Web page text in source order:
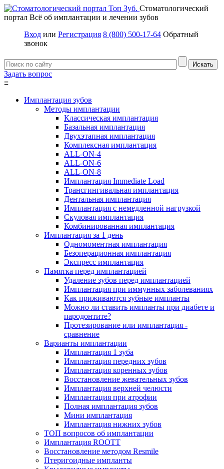
Стоматологический
портал Всё об имплантации и лечении зубов
Вход или Регистрация 8 (800) 500-17-64 Обратный
звонок
Задать вопрос
≡
Имплантация зубов
Методы имплантации
Классическая имплантация
Базальная имплантация
Двухэтапная имплантация
Комплексная имплантация
ALL-ON-4
ALL-ON-6
ALL-ON-8
Имплантация Immediate Load
Трансгингивальная имплантация
Дентальная имплантация
Имплантация с немедленной нагрузкой
Скуловая имплантация
Комбинированная имплантация
Имплантация за 1 день
Одномоментная имплантация
Безоперационная имплантация
Экспресс имплантация
Памятка перед имплантацией
Удаление зубов перед имплантацией
Имплантация при иммунных заболеваниях
Как приживаются зубные импланты
Можно ли ставить импланты при диабете и
пародонтите?
Протезирование или имплантация -
сравнение
Варианты имплантации
Имплантация 1 зуба
Имплантация передних зубов
Имплантация коренных зубов
Восстановление жевательных зубов
Имплантация верхней челюсти
Имплантация при атрофии
Полная имплантация зубов
Мини имплантация
Имплантация нижних зубов
ТОП вопросов об имплантации
Имплантация ROOTT
Восстановление методом Resmile
Птеригоидные импланты